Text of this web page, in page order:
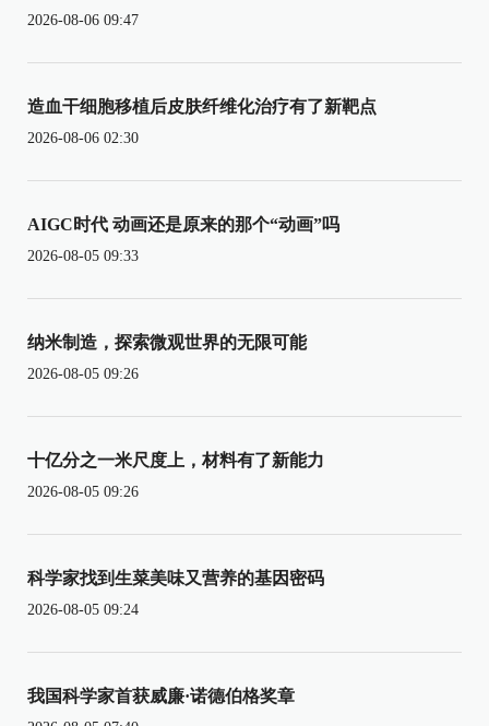
2026-08-06 09:47
造血干细胞移植后皮肤纤维化治疗有了新靶点
2026-08-06 02:30
AIGC时代 动画还是原来的那个“动画”吗
2026-08-05 09:33
纳米制造，探索微观世界的无限可能
2026-08-05 09:26
十亿分之一米尺度上，材料有了新能力
2026-08-05 09:26
科学家找到生菜美味又营养的基因密码
2026-08-05 09:24
我国科学家首获威廉·诺德伯格奖章